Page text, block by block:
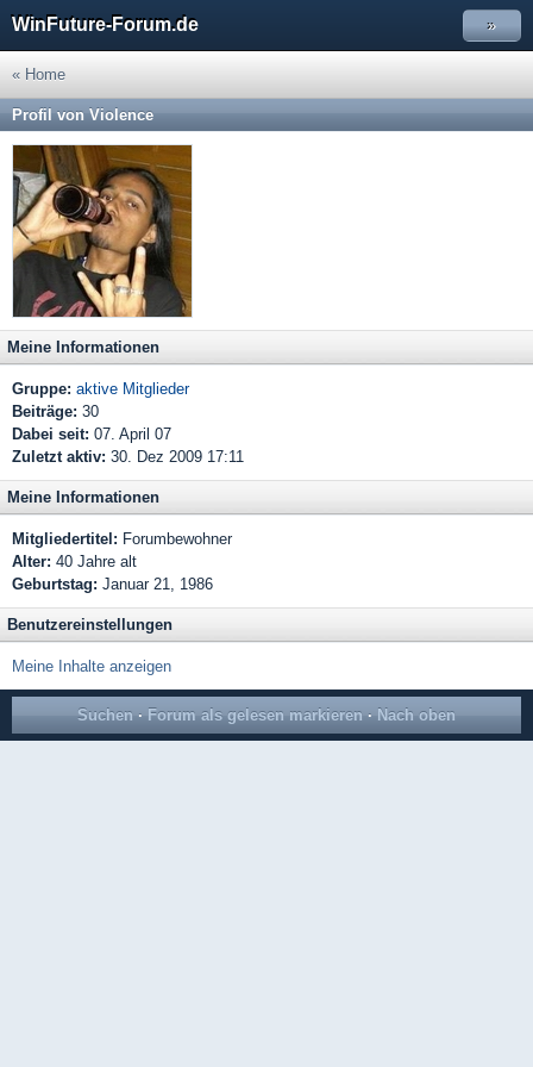
WinFuture-Forum.de »
« Home
Profil von Violence
Meine Informationen
Gruppe: aktive Mitglieder
Beiträge: 30
Dabei seit: 07. April 07
Zuletzt aktiv: 30. Dez 2009 17:11
Meine Informationen
Mitgliedertitel: Forumbewohner
Alter: 40 Jahre alt
Geburtstag: Januar 21, 1986
Benutzereinstellungen
Meine Inhalte anzeigen
Suchen · Forum als gelesen markieren · Nach oben